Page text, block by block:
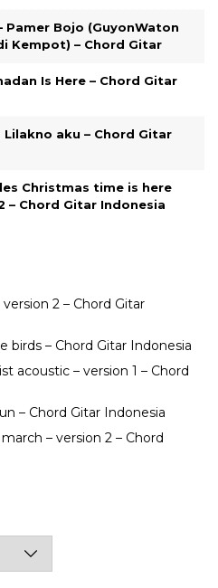
Pamer Bojo (GuyonWaton
Kempot) – Chord Gitar
Is Here – Chord Gitar
Lilakno aku – Chord Gitar
Christmas time is here
– Chord Gitar Indonesia
2 – Chord Gitar
birds – Chord Gitar Indonesia
acoustic – version 1 – Chord
– Chord Gitar Indonesia
– version 2 – Chord